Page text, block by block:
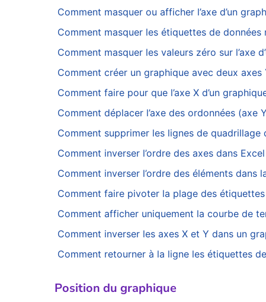
Comment masquer ou afficher l’axe d’un
Comment masquer les étiquettes de données
Comment masquer les valeurs zéro sur l’axe
Comment créer un graphique avec deux axes
Comment faire pour que l’axe X d’un
Comment déplacer l’axe des ordonnées
Comment supprimer les lignes de quadrillage
Comment inverser l’ordre des axes dans
Comment inverser l’ordre des éléments dans
Comment faire pivoter la plage des étiquettes
Comment afficher uniquement la courbe de
Comment inverser les axes X et Y dans un
Comment retourner à la ligne les étiquettes
Position du graphique